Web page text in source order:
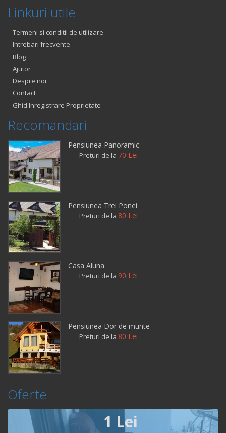
Linkuri utile
Termeni si conditii de utilizare
Intrebari frecvente
Blog
Ajutor
Despre noi
Contact
Ghid Inregistrare Proprietate
Recomandari
Pensiunea Panoramic
Preturi de la 70 Lei
Pensiunea Trei Ponei
Preturi de la 80 Lei
Casa Aluna
Preturi de la 90 Lei
Pensiunea Dor de munte
Preturi de la 80 Lei
Oferte
1 Lei